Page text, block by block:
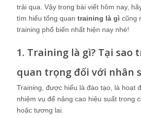
trải qua. Vậy trong bài viết hôm nay,
tìm hiểu tổng quan training là gì cũng
training phổ biến nhất hiện nay nhé!
1. Training là gì? Tại sao
quan trọng đối với nhân
Training, được hiểu là đào tạo, là hoạt
nhiệm vụ để nâng cao hiệu suất trong
hoặc tương lai.